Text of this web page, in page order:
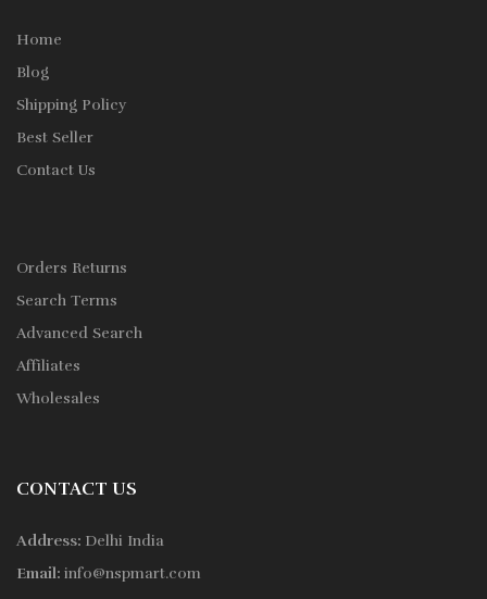
Home
Blog
Shipping Policy
Best Seller
Contact Us
Orders Returns
Search Terms
Advanced Search
Affiliates
Wholesales
CONTACT US
Address: Delhi India
Email: info@nspmart.com